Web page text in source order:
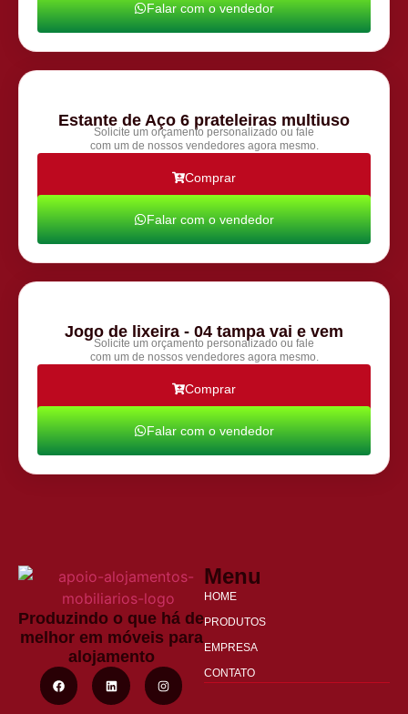
Falar com o vendedor
Estante de Aço 6 prateleiras multiuso
Solicite um orçamento personalizado ou fale
com um de nossos vendedores agora mesmo.
Comprar
Falar com o vendedor
Jogo de lixeira - 04 tampa vai e vem
Solicite um orçamento personalizado ou fale
com um de nossos vendedores agora mesmo.
Comprar
Falar com o vendedor
Produzindo o que há de
melhor em móveis para
alojamento
Menu
HOME
PRODUTOS
EMPRESA
CONTATO